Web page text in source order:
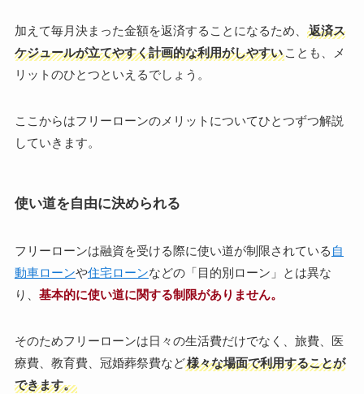
加えて毎月決まった金額を返済することになるため、
返済ス
ケジュールが立てやすく計画的な利用がしやすいことも、メ
リットのひとつといえるでしょう。
ここからはフリーローンのメリットについてひとつずつ解説
していきます。
使い道を自由に決められる
フリーローンは融資を受ける際に使い道が制限されている 自
動車ローンや住宅ローンなどの「目的別ローン」とは異な
り、 基本的に使い道に関する制限がありません。
そのためフリーローンは日々の生活費だけでなく、旅費、医
療費、教育費、冠婚葬祭費など様々な場面で利用することが
できます。